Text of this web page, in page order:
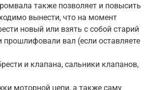
также позволяет и повысить
вынести, что на момент
новый или взять с собой старий
вал (если оставляете
и клапана, сальники клапанов,
моторной цепи, а также саму